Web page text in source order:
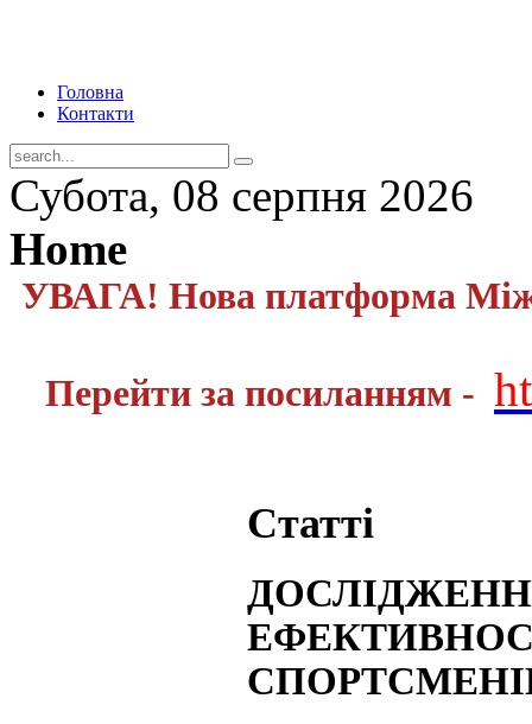
Головна
Контакти
Субота, 08 серпня 2026
Home
УВАГА! Нова платформа
Перейти за посиланням -
Статті